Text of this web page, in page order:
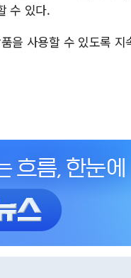
수 있다.
을 사용할 수 있도록